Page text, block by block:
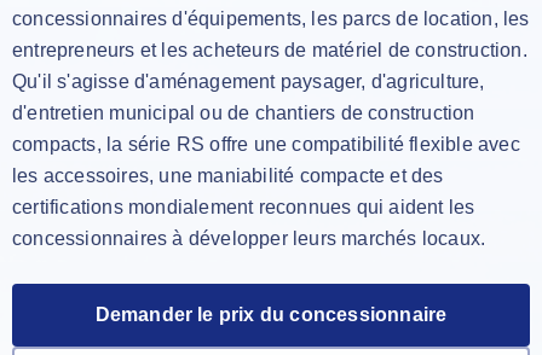
concessionnaires d'équipements, les parcs de location, les
entrepreneurs et les acheteurs de matériel de construction.
Qu'il s'agisse d'aménagement paysager, d'agriculture,
d'entretien municipal ou de chantiers de construction
compacts, la série RS offre une compatibilité flexible avec
les accessoires, une maniabilité compacte et des
certifications mondialement reconnues qui aident les
concessionnaires à développer leurs marchés locaux.
Demander le prix du concessionnaire